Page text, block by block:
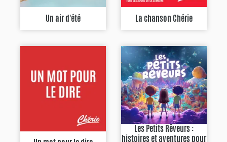
Un air d'été La chanson Chérie
Les Petits Rêveurs :
histoires et aventures pour